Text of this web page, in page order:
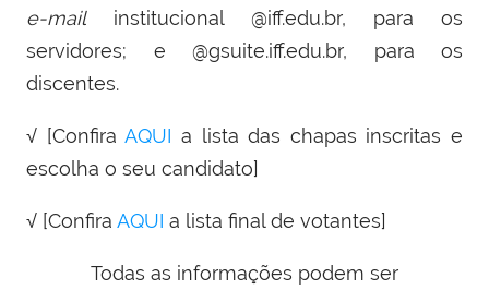
e-mailinstitucional @iff.edu.br, para os
servidores; e @gsuite.iff.edu.br, para os
discentes.
√ [ConfiraAQUI a lista das chapas inscritas e
escolha o seu candidato]
√ [Confira AQUI a lista final de votantes]
Todas as informações podem ser